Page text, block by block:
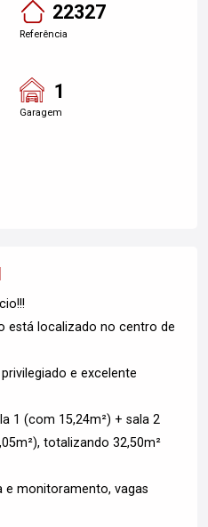
22327
Referência
1
Garagem
está localizado no centro de
e excelente
1 (com 15,24m²) + sala 2
totalizando 32,50m²
e monitoramento, vagas